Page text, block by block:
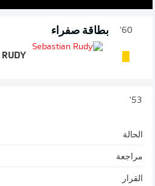
60' بطاقة صفراء
RUDY
53'
الحالة
مراجعة
القرار